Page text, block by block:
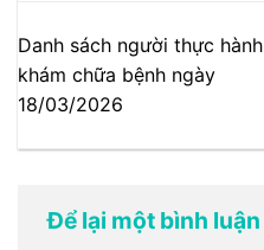
Danh sách người thực hành
khám chữa bệnh ngày
18/03/2026
Để lại một bình luận